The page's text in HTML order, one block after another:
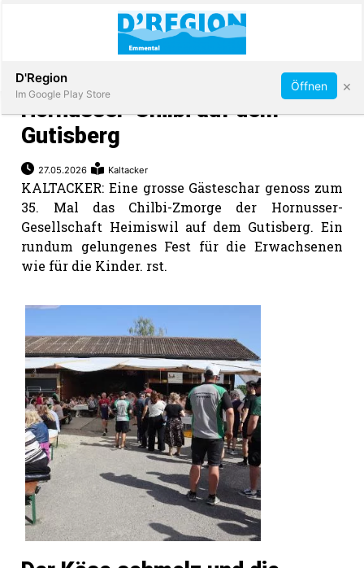
Immobilien
Veranstaltungen
Stellen
App
Abonnieren
Hornusser-Chilbi auf dem
Gutisberg
27.05.2026 Kaltacker
KALTACKER: Eine grosse Gästeschar genoss zum
35. Mal das Chilbi-Zmorge der Hornusser-
Gesellschaft Heimiswil auf dem Gutisberg. Ein
rundum gelungenes Fest für die Erwachsenen
wie für die Kinder. rst.
D'Region
Im Google Play Store
Öffnen ×